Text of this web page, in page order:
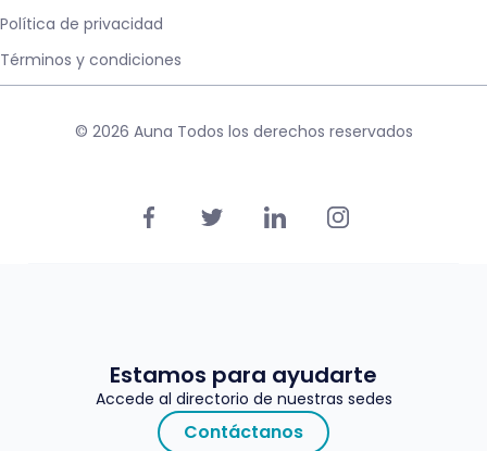
Estamos para ayudarte
Accede al directorio de nuestras sedes
Contáctanos
Política de privacidad
Términos y condiciones
© 2026 Auna Todos los derechos reservados